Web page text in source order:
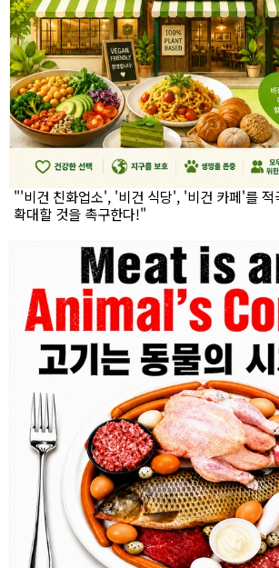
"'비건 친화업소', '비건 식당', '비건 카페'를 적
확대할 것을 촉구한다!"